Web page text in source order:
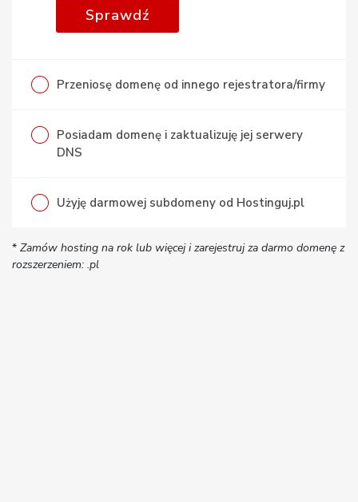
Sprawdź
Przeniosę domenę od innego rejestratora/firmy
Posiadam domenę i zaktualizuję jej serwery
DNS
Użyję darmowej subdomeny od Hostinguj.pl
* Zamów hosting na rok lub więcej i zarejestruj za darmo domenę z
rozszerzeniem: .pl